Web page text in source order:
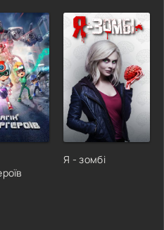
Я - зомбі